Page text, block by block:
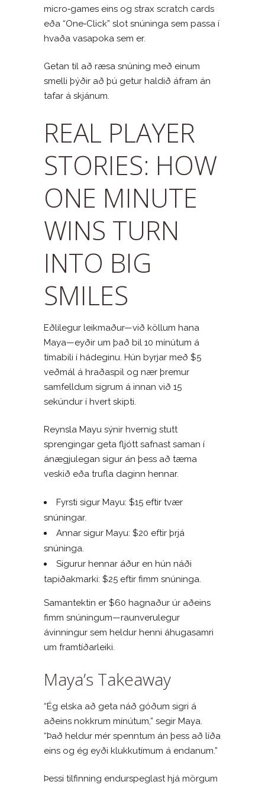
micro‑games eins og strax scratch cards
eða “One‑Click” slot snúninga sem passa í
hvaða vasapoka sem er.
Getan til að ræsa snúning með einum
smelli þýðir að þú getur haldið áfram án
tafar á skjánum.
REAL PLAYER
STORIES: HOW
ONE MINUTE
WINS TURN
INTO BIG
SMILES
Eðlilegur leikmaður—við köllum hana
Maya—eyðir um það bil 10 mínútum á
tímabili í hádeginu. Hún byrjar með $5
veðmál á hraðaspil og nær þremur
samfelldum sigrum á innan við 15
sekúndur í hvert skipti.
Reynsla Mayu sýnir hvernig stutt
sprengingar geta fljótt safnast saman í
ánægjulegan sigur án þess að tæma
veskið eða trufla daginn hennar.
Fyrsti sigur Mayu: $15 eftir tvær
snúningar.
Annar sigur Mayu: $20 eftir þrjá
snúninga.
Sigurur hennar áður en hún náði
tapiðakmarki: $25 eftir fimm snúninga.
Samantektin er $60 hagnaður úr aðeins
fimm snúningum—raunverulegur
ávinningur sem heldur henni áhugasamri
um framtíðarleiki.
Maya’s Takeaway
“Ég elska að geta náð góðum sigri á
aðeins nokkrum mínútum,” segir Maya.
“Það heldur mér spenntum án þess að líða
eins og ég eyði klukkutímum á endanum.”
Þessi tilfinning endurspeglast hjá mörgum